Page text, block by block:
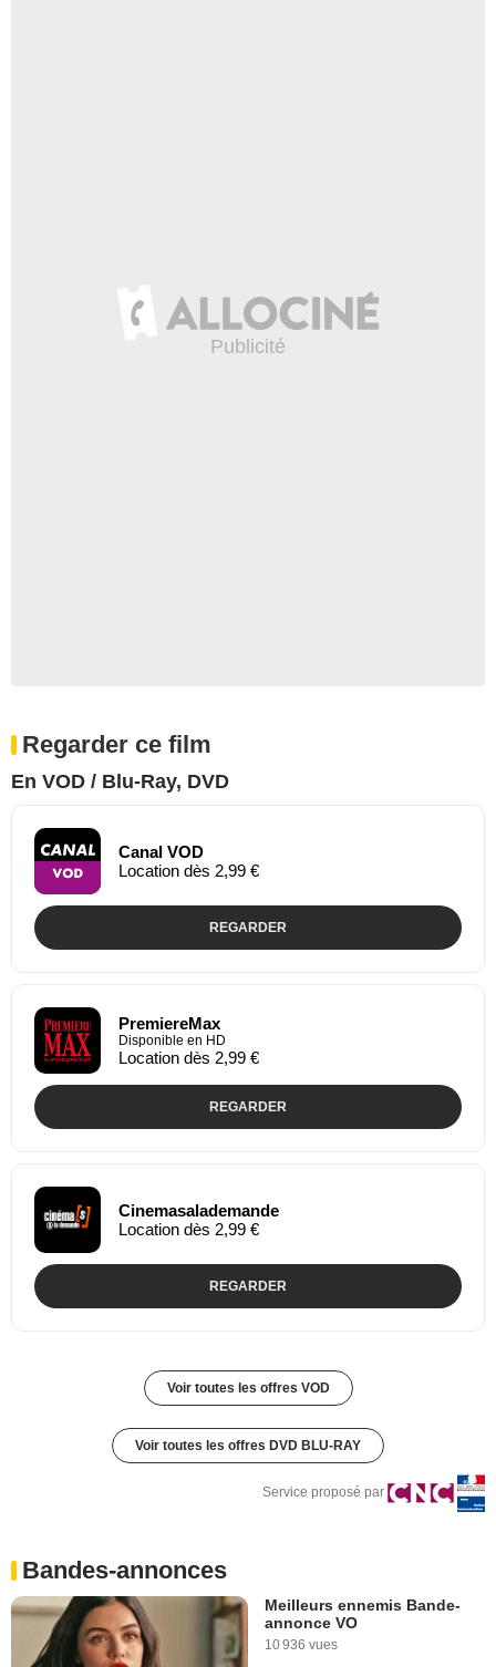
Regarder ce film
En VOD / Blu-Ray, DVD
Canal VOD
Location dès 2,99 €
REGARDER
PremiereMax
Disponible en HD
Location dès 2,99 €
REGARDER
Cinemasalademande
Location dès 2,99 €
REGARDER
Voir toutes les offres VOD
Voir toutes les offres DVD BLU-RAY
Service proposé par
Bandes-annonces
Meilleurs ennemis Bande-
annonce VO
10 936 vues